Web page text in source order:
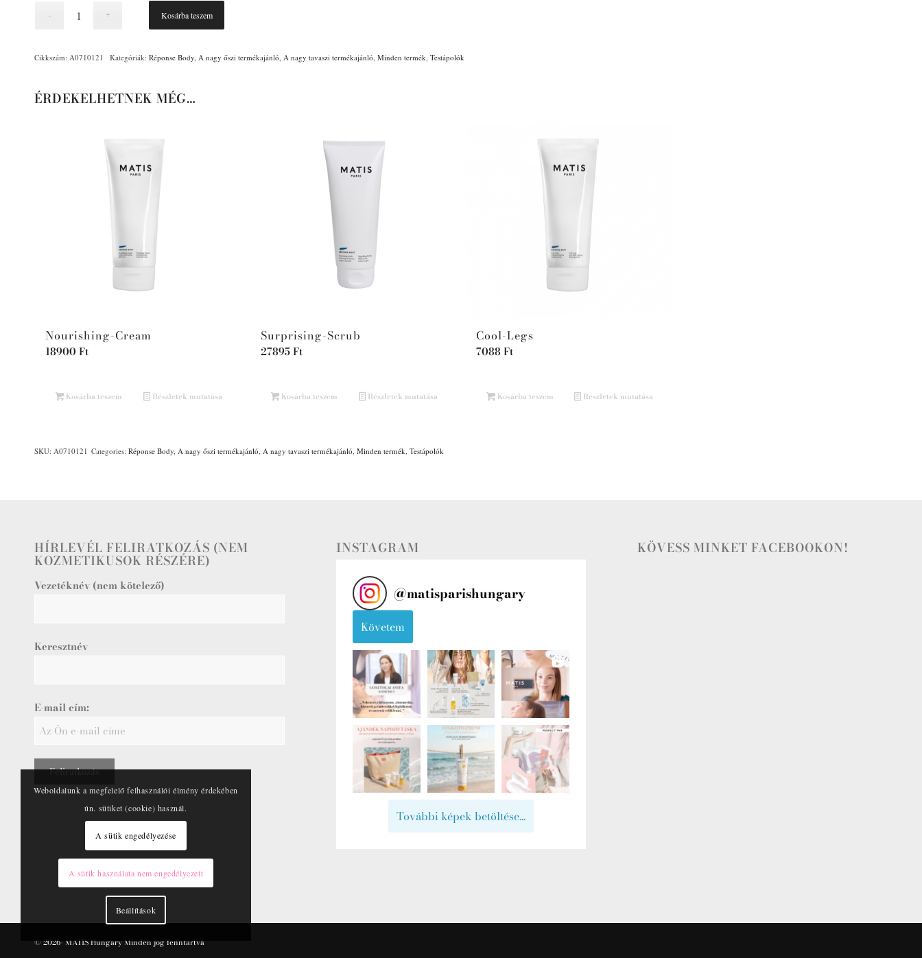
Kosárba teszem
Cikkszám: A0710121 Kategóriák: Réponse Body A nagy őszi termékajánló A nagy tavaszi termékajánló Minden termék Testápolók
ÉRDEKELHETNEK MÉG…
Nourishing-Cream
18900 Ft
Kosárba teszem Részletek mutatása
Surprising-Scrub
27895Ft
Kosárba teszem Részletek mutatása
Cool-Legs
7088Ft
Kosárba teszem Részletek mutatása
SKU: A0710121 Categories: Réponse Body A nagy őszi termékajánló A nagy tavaszi termékajánló Minden termék Testápolók
HÍRLEVÉL FELIRATKOZÁS (NEM
KOZMETIKUSOK RÉSZÉRE)
Vezetéknév (nem kötelező)
Keresztnév
E-mail cím:
INSTAGRAM
@matisparishungary
Követem
További képek betöltése...
KÖVESS MINKET FACEBOOKON!
© 2026- MATIS Hungary Minden jog fenntartva
Weboldalunk a megfelelő felhasználói élmény érdekében
ún. sütiket (cookie) használ.
A sütik engedélyezése
A sütik használata nem engedélyezett
Beállítások